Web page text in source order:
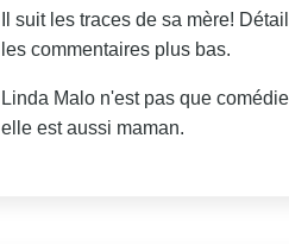
Il suit les traces de sa mère!
les commentaires plus bas.
Linda Malo n'est pas que
elle est aussi maman.